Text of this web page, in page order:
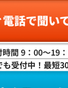
時間 9：00〜19
受付中！最短